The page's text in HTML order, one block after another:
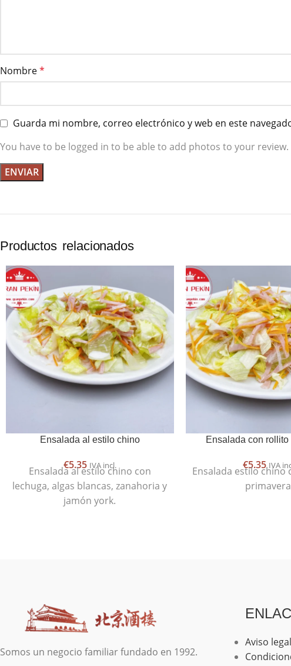
Nombre*
Guarda mi nombre, correo electrónico y web en este
You have to be logged in to be able to add photos to your review.
Productos relacionados
Ensalada al estilo chino
€5.35 IVA incl.
Ensalada al estilo chino con
lechuga, algas blancas, zanahoria y
jamón york.
Ensalada con rollito
€5.35 IVA
Ensalada estilo chino
Somos un negocio familiar fundado en 1992.
Aviso legal